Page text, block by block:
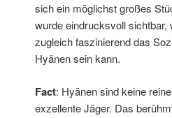
sich ein möglichst großes
wurde eindrucksvoll sichtbar,
zugleich faszinierend das
Hyänen sein kann.
Fact: Hyänen sind keine
exzellente Jäger. Das